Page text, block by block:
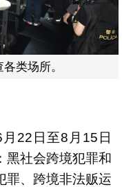
类场所。
22日至8月15日
黑社会跨境犯罪和
罪、跨境非法贩运